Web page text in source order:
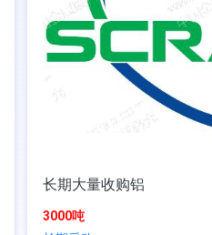
长期大量收购铝
3000吨